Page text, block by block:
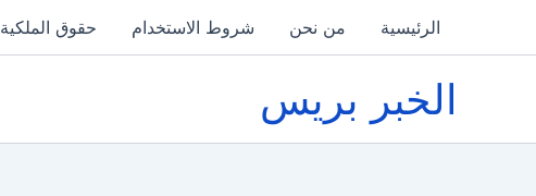
الرئيسية من نحن شروط الاستخدام حقوق الملكية
الخبر بريس